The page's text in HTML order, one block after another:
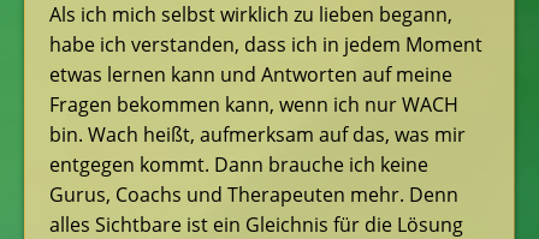
Als ich mich selbst wirklich zu lieben begann,
habe ich verstanden, dass ich in jedem Moment
etwas lernen kann und Antworten auf meine
Fragen bekommen kann, wenn ich nur WACH
bin. Wach heißt, aufmerksam auf das, was mir
entgegen kommt. Dann brauche ich keine
Gurus, Coachs und Therapeuten mehr. Denn
alles Sichtbare ist ein Gleichnis für die Lösung